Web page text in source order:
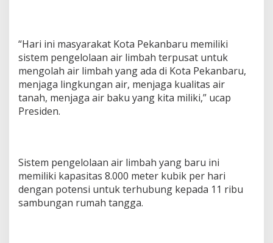
“Hari ini masyarakat Kota Pekanbaru memiliki
sistem pengelolaan air limbah terpusat untuk
mengolah air limbah yang ada di Kota Pekanbaru,
menjaga lingkungan air, menjaga kualitas air
tanah, menjaga air baku yang kita miliki,” ucap
Presiden.
Sistem pengelolaan air limbah yang baru ini
memiliki kapasitas 8.000 meter kubik per hari
dengan potensi untuk terhubung kepada 11 ribu
sambungan rumah tangga.